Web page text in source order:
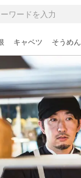
キャベツ そうめん